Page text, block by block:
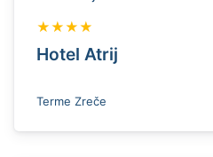
★★★★
Hotel Atrij
Terme Zreče